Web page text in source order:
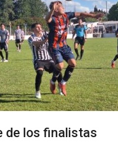
de los finalistas